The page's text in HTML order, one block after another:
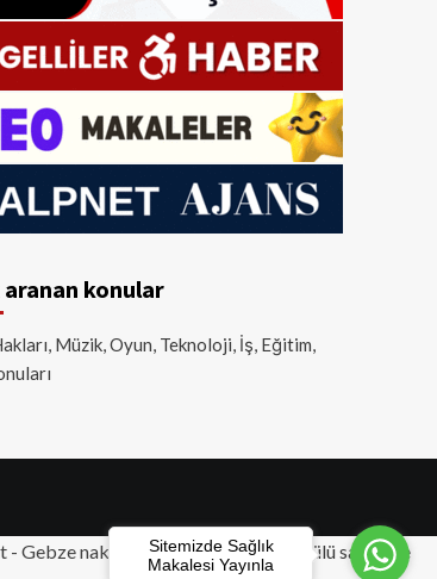
aranan konular
Müzik, Oyun, Teknoloji, İş, Eğitim,
- Gebze nakliyat -Tuzla nakliyat - Akülü sandalye
Sitemizde Sağlık
Makalesi Yayınla